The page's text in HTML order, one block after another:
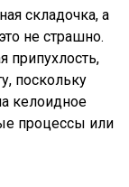
складочка, а
не страшно.
припухлость,
поскольку
келоидное
процессы или